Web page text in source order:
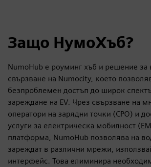
Защо НумоХъб?
NumoHub е роуминг хъб и решение за
свързване на Numocity, което
безпроблемен достъп до широк
зареждане на EV. Чрез свързване на
оператори на зарядни точки (CPO) и
услуги за електрическа мобилност
платформа, NumoHub позволява на
зареждат в различни мрежи,
интерфейс. Това елиминира